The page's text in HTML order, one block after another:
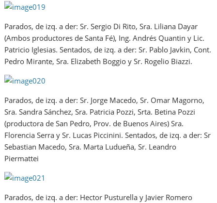
Parados, de izq. a der: Sr. Sergio Di Rito, Sra. Liliana Dayar
(Ambos productores de Santa Fé), Ing. Andrés Quantin y Lic.
Patricio Iglesias. Sentados, de izq. a der: Sr. Pablo Javkin, Cont.
Pedro Mirante, Sra. Elizabeth Boggio y Sr. Rogelio Biazzi.
Parados, de izq. a der: Sr. Jorge Macedo, Sr. Omar Magorno,
Sra. Sandra Sánchez, Sra. Patricia Pozzi, Srta. Betina Pozzi
(productora de San Pedro, Prov. de Buenos Aires) Sra.
Florencia Serra y Sr. Lucas Piccinini. Sentados, de izq. a der: Sr
Sebastian Macedo, Sra. Marta Ludueña, Sr. Leandro
Piermattei
Parados, de izq. a der: Hector Pusturella y Javier Romero